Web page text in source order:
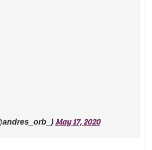
May 17, 2020